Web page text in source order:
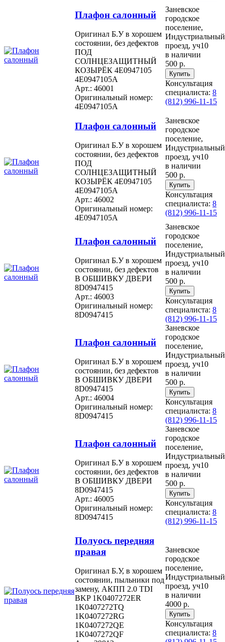
Плафон салонный
Оригинал Б.У в хорошем
состоянии, без дефектов
ПОД
СОЛНЦЕЗАЩИТНЫЙ
КОЗЫРЁК 4E0947105
4E0947105A
Арт.: 46001
Оригинальный номер:
4E0947105A
Заневское
городское
поселение,
Индустриальный
проезд, уч10
в наличии
500 р.
Консультация
специалиста: 8
(812) 996-11-15
Плафон салонный
Оригинал Б.У в хорошем
состоянии, без дефектов
ПОД
СОЛНЦЕЗАЩИТНЫЙ
КОЗЫРЁК 4E0947105
4E0947105A
Арт.: 46002
Оригинальный номер:
4E0947105A
Заневское
городское
поселение,
Индустриальный
проезд, уч10
в наличии
500 р.
Консультация
специалиста: 8
(812) 996-11-15
Плафон салонный
Оригинал Б.У в хорошем
состоянии, без дефектов
В ОБШИВКУ ДВЕРИ
8D0947415
Арт.: 46003
Оригинальный номер:
8D0947415
Заневское
городское
поселение,
Индустриальный
проезд, уч10
в наличии
500 р.
Консультация
специалиста: 8
(812) 996-11-15
Плафон салонный
Оригинал Б.У в хорошем
состоянии, без дефектов
В ОБШИВКУ ДВЕРИ
8D0947415
Арт.: 46004
Оригинальный номер:
8D0947415
Заневское
городское
поселение,
Индустриальный
проезд, уч10
в наличии
500 р.
Консультация
специалиста: 8
(812) 996-11-15
Плафон салонный
Оригинал Б.У в хорошем
состоянии, без дефектов
В ОБШИВКУ ДВЕРИ
8D0947415
Арт.: 46005
Оригинальный номер:
8D0947415
Заневское
городское
поселение,
Индустриальный
проезд, уч10
в наличии
500 р.
Консультация
специалиста: 8
(812) 996-11-15
Полуось передняя
правая
Оригинал Б.У, в хорошем
состоянии, пыльники под
замену, АКПП 2.0 TDI
BKP 1K0407272ER
1K0407272TQ
1K0407272RG
1K0407272QE
1K0407272QF
Заневское
городское
поселение,
Индустриальный
проезд, уч10
в наличии
4000 р.
Консультация
специалиста: 8